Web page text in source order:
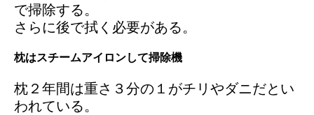
で掃除する。
さらに後で拭く必要がある。
枕はスチームアイロンして掃除機
枕２年間は重さ３分の１がチリやダニだとい
われている。